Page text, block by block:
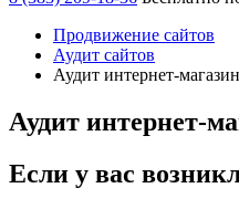
Продвижение сайтов
Аудит сайтов
Аудит интернет-
Аудит интернет-
Если у вас